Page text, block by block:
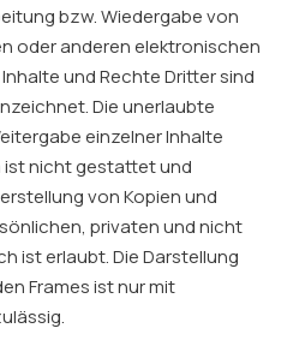
bzw. Wiedergabe von
oder anderen elektronischen
und Rechte Dritter sind
Die unerlaubte
einzelner Inhalte
ist nicht gestattet und
von Kopien und
privaten und nicht
ist erlaubt. Die Darstellung
Frames ist nur mit